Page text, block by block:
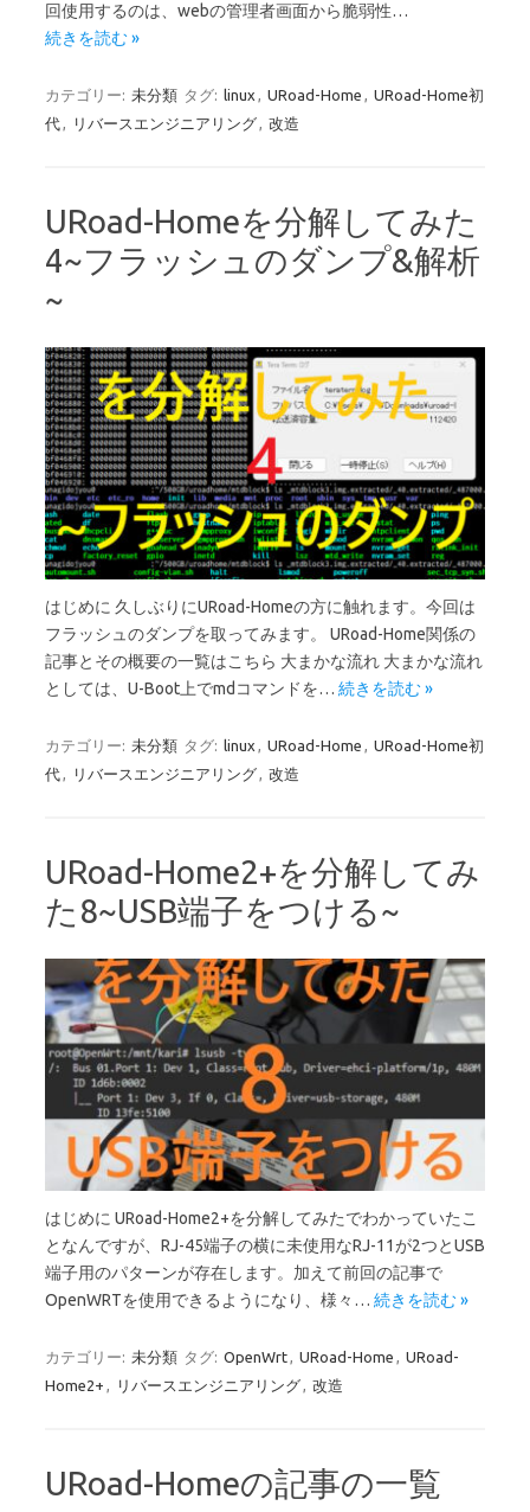
回使用するのは、webの管理者画面から脆弱性…
続きを読む »
カテゴリー: 未分類 タグ: linux , URoad-Home , URoad-Home初
代, リバースエンジニアリング, 改造
URoad-Homeを分解してみた
4~フラッシュのダンプ&解析
~
はじめに 久しぶりにURoad-Homeの方に触れます。今回は
フラッシュのダンプを取ってみます。 URoad-Home関係の
記事とその概要の一覧はこちら 大まかな流れ 大まかな流れ
としては、U-Boot上でmdコマンドを… 続きを読む »
カテゴリー: 未分類 タグ: linux , URoad-Home , URoad-Home初
代, リバースエンジニアリング, 改造
URoad-Home2+を分解してみ
た8~USB端子をつける~
はじめに URoad-Home2+を分解してみたでわかっていたこ
となんですが、RJ-45端子の横に未使用なRJ-11が2つとUSB
端子用のパターンが存在します。加えて前回の記事で
OpenWRTを使用できるようになり、様々… 続きを読む »
カテゴリー: 未分類 タグ: OpenWrt, URoad-Home , URoad-
Home2+ , リバースエンジニアリング, 改造
URoad-Homeの記事の一覧